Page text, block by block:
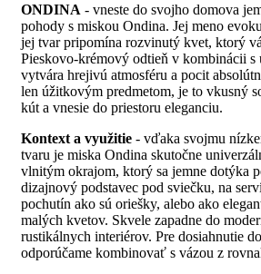
ONDINA - vneste do svojho domova
pohody s miskou Ondina. Jej meno
jej tvar pripomína rozvinutý kvet, ktorý
Pieskovo-krémový odtieň v kombinácii s
vytvára hrejivú atmosféru a pocit
len úžitkovým predmetom, je to vkusný
kút a vnesie do priestoru eleganciu.
Kontext a využitie - vďaka svojmu
tvaru je miska Ondina skutočne
vlnitým okrajom, ktorý sa jemne dotýka
dizajnový podstavec pod sviečku, na
pochutín ako sú oriešky, alebo ako
malých kvetov. Skvele zapadne do
rustikálnych interiérov. Pre dosiahnutie
odporúčame kombinovať s vázou z